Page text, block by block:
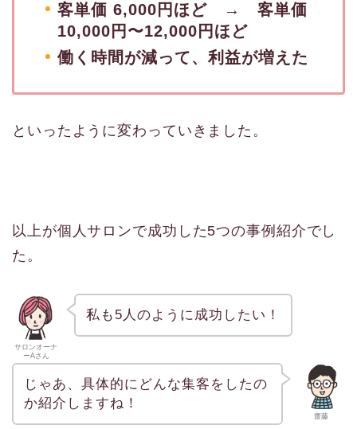
客単価 6,000円ほど → 客単価
10,000円〜12,000円ほど
働く時間が減って、利益が増えた
といったように変わっていきました。
以上が個人サロンで成功した5つの事例紹介でし
た。
サロンオーナ
ーAさん
私も5人のように成功したい！
齋藤
じゃあ、具体的にどんな集客をしたの
か紹介しますね！